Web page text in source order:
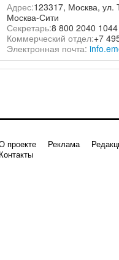
Адрес:123317, Москва, ул.
Москва-Сити
Секретарь:8 800 2040 1044
Коммерческий отдел:+7
Электронная почта:
проекте Реклама